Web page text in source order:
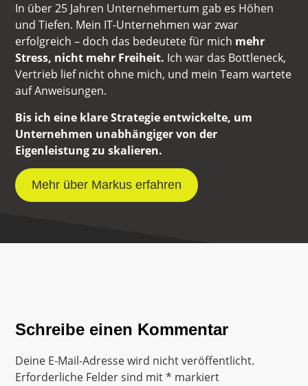
In über 25 Jahren Unternehmertum gab es Höhen
und Tiefen. Mein IT-Unternehmen war zwar
erfolgreich – doch das bedeutete für mich mehr
Stress, nicht mehr Freiheit. Ich war das Bottleneck,
Vertrieb lief nicht ohne mich, und mein Team wartete
auf Anweisungen.
Bis ich eine klare Strategie entwickelte, um
Unternehmen unabhängiger von der
Eigenleistung zu skalieren.
Mehr über Markus erfahren
Schreibe einen Kommentar
Deine E-Mail-Adresse wird nicht veröffentlicht.
Erforderliche Felder sind mit* markiert